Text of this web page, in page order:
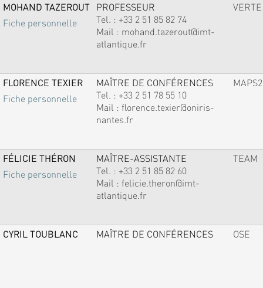
MOHAND TAZEROUT
Fiche personnelle
PROFESSEUR
Tel. : +33 2 51 85 82 74
Mail : mohand.tazerout@imt-
atlantique.fr
VERTE
FLORENCE TEXIER
Fiche personnelle
MAÎTRE DE CONFÉRENCES
Tel. : +33 2 51 78 55 10
Mail : florence.texier@oniris-
nantes.fr
MAPS2
FÉLICIE THÉRON
Fiche personnelle
MAÎTRE-ASSISTANTE
Tel. : +33 2 51 85 82 60
Mail : felicie.theron@imt-
atlantique.fr
TEAM
CYRIL TOUBLANC MAÎTRE DE CONFÉRENCES OSE